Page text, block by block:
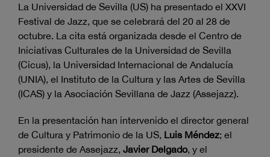
La Universidad de Sevilla (US) ha presentado el XXVI
Festival de Jazz, que se celebrará del 20 al 28 de
octubre. La cita está organizada desde el Centro de
Iniciativas Culturales de la Universidad de Sevilla
(Cicus), la Universidad Internacional de Andalucía
(UNIA), el Instituto de la Cultura y las Artes de Sevilla
(ICAS) y la Asociación Sevillana de Jazz (Assejazz).
En la presentación han intervenido el director general
de Cultura y Patrimonio de la US, Luis Méndez; el
presidente de Assejazz, Javier Delgado, y el